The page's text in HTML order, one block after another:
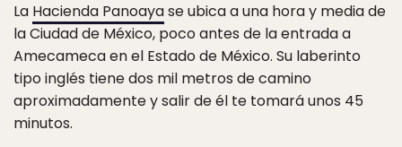
La Hacienda Panoayase ubica a una hora y media de
la Ciudad de México, poco antes de la entrada a
Amecameca en el Estado de México. Su laberinto
tipo inglés tiene dos mil metros de camino
aproximadamente y salir de él te tomará unos 45
minutos.